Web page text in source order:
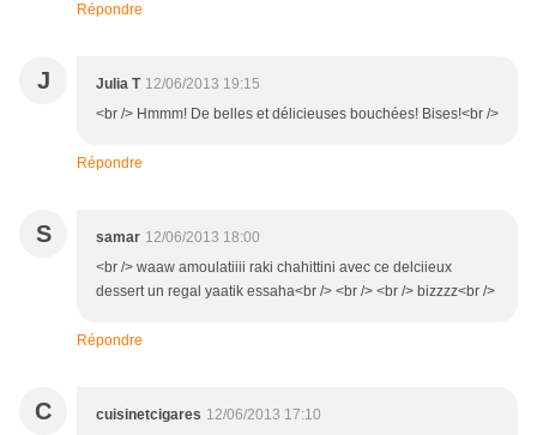
Répondre
J Julia T 12/06/2013 19:15
<br /> Hmmm! De belles et délicieuses bouchées! Bises!<br />
Répondre
S samar 12/06/2013 18:00
<br /> waaw amoulatiiii raki chahittini avec ce delciieux
dessert un regal yaatik essaha<br /> <br /> <br /> bizzzz<br />
Répondre
C cuisinetcigares 12/06/2013 17:10